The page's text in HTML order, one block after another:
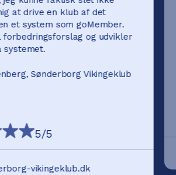
at drive en klub af det
et system som goMember.
forbedringsforslag og udvikler
systemet.
Sønderborg Vikingeklub
5/5
vikingeklub.dk